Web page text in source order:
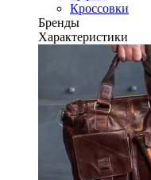
Кроссовки
Бренды
Характеристики